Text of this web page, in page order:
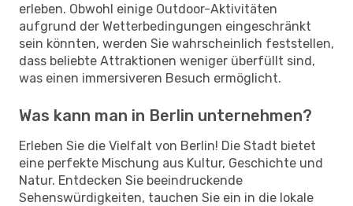
erleben. Obwohl einige Outdoor-Aktivitäten
aufgrund der Wetterbedingungen eingeschränkt
sein könnten, werden Sie wahrscheinlich feststellen,
dass beliebte Attraktionen weniger überfüllt sind,
was einen immersiveren Besuch ermöglicht.
Was kann man in Berlin unternehmen?
Erleben Sie die Vielfalt von Berlin! Die Stadt bietet
eine perfekte Mischung aus Kultur, Geschichte und
Natur. Entdecken Sie beeindruckende
Sehenswürdigkeiten, tauchen Sie ein in die lokale